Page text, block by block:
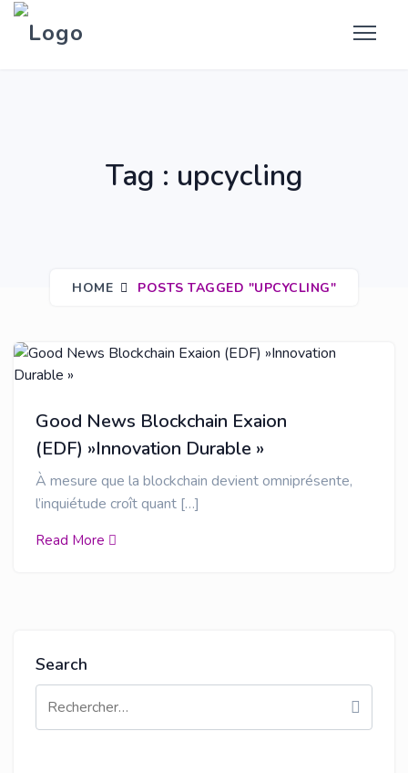
Tag : upcycling
HOME POSTS TAGGED "UPCYCLING"
Good News Blockchain Exaion
(EDF) »Innovation Durable »
À mesure que la blockchain devient omniprésente,
l’inquiétude croît quant […]
Read More
Search